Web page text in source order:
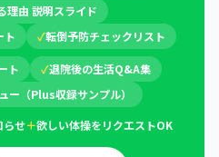
理由 説明スライド
ト ✓転倒予防チェックリスト
ト ✓退院後の生活Q&A集
ー（Plus収録サンプル）
らせ＋欲しい体操をリクエストOK